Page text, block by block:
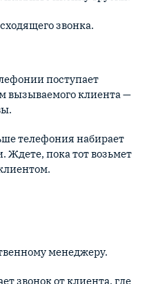
звонка.
поступает
вызываемого клиента —
телефония набирает
Ждете, пока тот возьмет
менеджеру.
звонок от клиента, где